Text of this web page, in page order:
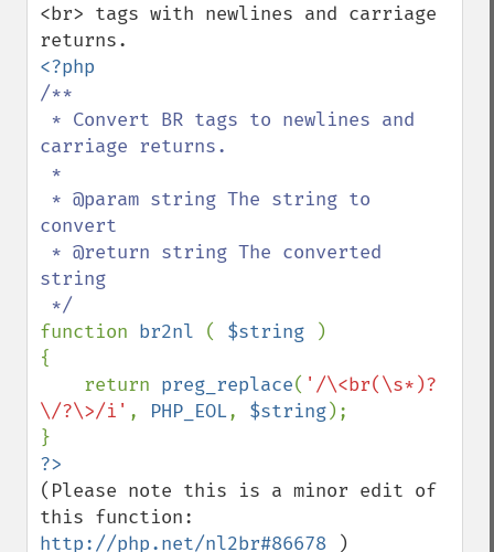
<br> tags with newlines and carriage
/**
carriage returns.
convert
string
function br2nl ( $string
)
{
    return
preg_replace( '/\<br(\s*)?
\/?\>/i' , PHP_EOL, $string);
(Please note this is a minor edit of
http://php.net/nl2br#86678 )